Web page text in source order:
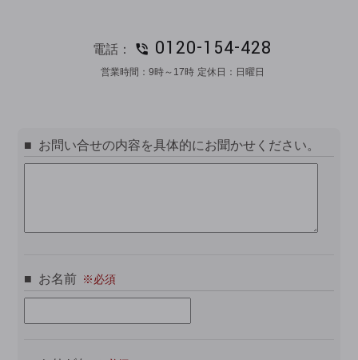
電話： 0120-154-428
営業時間： 9時～17時 定休日： 日曜日
お問い合せの内容を具体的にお聞かせください。
お名前